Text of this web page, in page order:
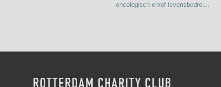
oncologisch en/of levensbedrei...